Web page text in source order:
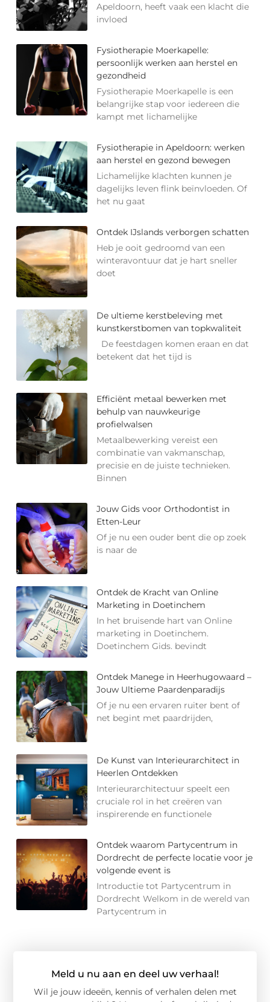
Apeldoorn, heeft vaak een klacht die
invloed
Fysiotherapie Moerkapelle:
persoonlijk werken aan herstel en
gezondheid
Fysiotherapie Moerkapelle is een
belangrijke stap voor iedereen die
kampt met lichamelijke
Fysiotherapie in Apeldoorn: werken
aan herstel en gezond bewegen
Lichamelijke klachten kunnen je
dagelijks leven flink beïnvloeden. Of
het nu gaat
Ontdek IJslands verborgen schatten
Heb je ooit gedroomd van een
winteravontuur dat je hart sneller
doet
De ultieme kerstbeleving met
kunstkerstbomen van topkwaliteit
De feestdagen komen eraan en dat
betekent dat het tijd is
Efficiënt metaal bewerken met
behulp van nauwkeurige
profielwalsen
Metaalbewerking vereist een
combinatie van vakmanschap,
precisie en de juiste technieken.
Binnen
Jouw Gids voor Orthodontist in
Etten-Leur
Of je nu een ouder bent die op zoek
is naar de
Ontdek de Kracht van Online
Marketing in Doetinchem
In het bruisende hart van Online
marketing in Doetinchem.
Doetinchem Gids. bevindt
Ontdek Manege in Heerhugowaard –
Jouw Ultieme Paardenparadijs
Of je nu een ervaren ruiter bent of
net begint met paardrijden,
De Kunst van Interieurarchitect in
Heerlen Ontdekken
Interieurarchitectuur speelt een
cruciale rol in het creëren van
inspirerende en functionele
Ontdek waarom Partycentrum in
Dordrecht de perfecte locatie voor je
volgende event is
Introductie tot Partycentrum in
Dordrecht Welkom in de wereld van
Partycentrum in
Meld u nu aan en deel uw verhaal!
Wil je jouw ideeën, kennis of verhalen delen met